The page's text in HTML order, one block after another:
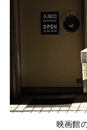
映画館の